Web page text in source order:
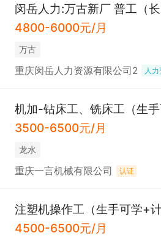
闵岳人力:万古新厂 普工（长
4800-6000元/月
万古
重庆闵岳人力资源有限公司2 人
机加-钻床工、铣床工（生手
3500-6500元/月
龙水
重庆一言机械有限公司 认证
注塑机操作工（生手可学+
4500-6500元/月